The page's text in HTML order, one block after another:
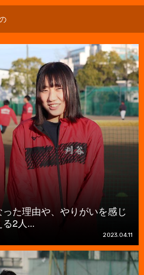
った理由や、やりがいを感じ
2人...
2023.04.11